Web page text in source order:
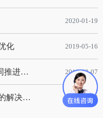
2020-01-19
化 2019-05-16
2018年12月7日 强强联手，共同推进电子器件领域APS应用典范 风华高科生产自动化工业互联网应用项目-APS项目启动会 2018-12-07
生产管理软件系统基于信息化的解决方案 2019-05-13